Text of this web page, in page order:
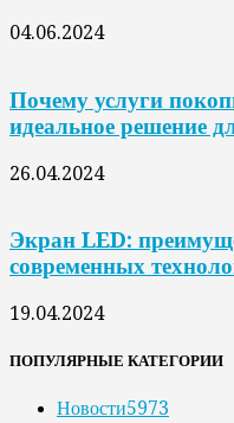
04.06.2024
Почему услуги
идеальное решение
26.04.2024
Экран LED:
современных
19.04.2024
ПОПУЛЯРНЫЕ КАТЕГОРИИ
Новости5973